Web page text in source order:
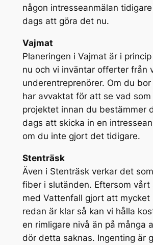
någon intresseanmälan
dags att göra det nu.
Vajmat
Planeringen i Vajmat är i
nu och vi inväntar offerter från
underentreprenörer. Om du
har avvaktat för att se vad som
projektet innan du bestämmer
dags att skicka in en
om du inte gjort det tidigare.
Stenträsk
Även i Stenträsk verkar det
fiber i slutänden. Eftersom vårt
med Vattenfall gjort att mycket
redan är klar så kan vi hålla
en rimligare nivå än på många
dör detta saknas. Ingenting är